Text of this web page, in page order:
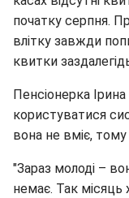
початку серпня.
влітку завжди
квитки
Пенсіонерка
користуватися
вона не вміє,
"Зараз молоді –
немає. Так місяць